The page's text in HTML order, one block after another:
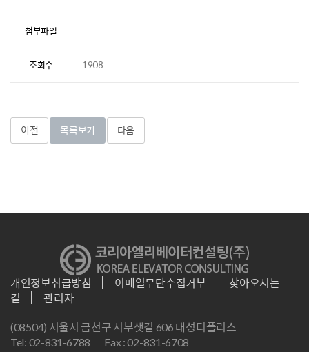
첨부파일
조회수 1908
이전 목록보기 다음
개인정보취급방침 이메일무단수집거부
찾아오시는
길
관리자
(08504) 서울시 금천구 서부샛길 606 대성디폴리스
Tel: 02-831-6788
Fax : 02-831-6708